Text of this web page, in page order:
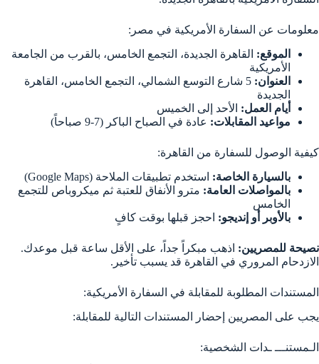
معلومات عن السفارة الأمريكية في مصر:
الموقع: القاهرة الجديدة، التجمع الخامس، بالقرب من الجامعة
الأمريكية
العنوان:
5 شارع التوسع الشمالي، التجمع الخامس، القاهرة
الجديدة
أيام العمل: الأحد إلى الخميس
مواعيد المقابلات: عادة في الصباح الباكر (7-9 صباحاً)
كيفية الوصول للسفارة من القاهرة:
بالسيارة الخاصة: استخدم تطبيقات الملاحة (Google Maps)
بالمواصلات العامة: مترو الأنفاق للعتبة ثم ميكروباص للتجمع
الخامس
بالأوبر أو إنديجو: احجز قبلها بوقت كافٍ
نصيحة للمصريين: اذهب مبكراً جداً، على الأقل ساعة قبل موعدك.
الازدحام المروري في القاهرة قد يسبب تأخير.
المستندات المطلوبة للمقابلة في السفارة الأمريكية:
يجب على المصريين إحضار المستندات التالية للمقابلة:
الـمستنـــ ـدات الشخصية: